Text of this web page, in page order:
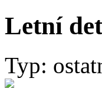
Letní
Typ: